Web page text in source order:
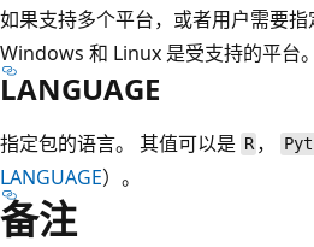
如果支持多个平台，或者用户需要
Windows 和 Linux 是受支持的平台。
LANGUAGE
指定包的语言。 其值可以是 R ，
LANGUAGE）。
备注